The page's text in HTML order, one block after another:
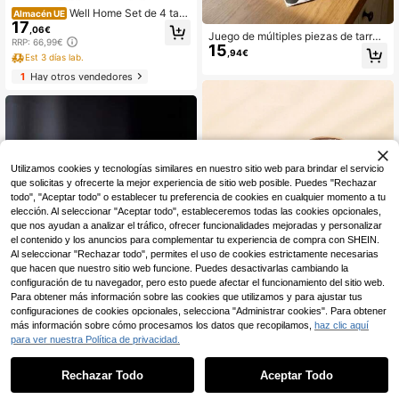
Almacén UE Well Home Set de 4 tarr
os de vidrio + acero inoxidable 1,2 l.
Envío gratuito en 24/48 horas
17 ,06€
RRP: 66,99€
Est 3 días lab.
1Hay otros vendedores
Ahorro de 0,06€
1 pieza Tarro de almacenamiento d
e madera y vidrio, organizador de c
(100+)
Juego de múltiples piezas de tarros
de almacenamiento de plástico her
méticos y sellados, contenedores d
15 ,94€
nto con tapa de bambú hermético, c
apacidad de 460ml/500ml/950ml/1
000ml/1300ml/1500ml/2000ml de
6
0
Utilizamos cookies y tecnologías similares en nuestro sitio web para brindar el servicio
que solicitas y ofrecerte la mejor experiencia de sitio web posible. Puedes "Rechazar
todo", "Aceptar todo" o establecer tu preferencia de cookies en cualquier momento a tu
elección. Al seleccionar "Aceptar todo", estableceremos todas las cookies opcionales,
que nos ayudan a analizar el tráfico, ofrecer funcionalidades mejoradas y personalizar
el contenido y los anuncios para complementar tu experiencia de compra con SHEIN.
Al seleccionar "Rechazar todo", permites el uso de cookies estrictamente necesarias
que hacen que nuestro sitio web funcione. Puedes desactivarlas cambiando la
configuración de tu navegador, pero esto puede afectar el funcionamiento del sitio web.
Para obtener más información sobre las cookies que utilizamos y para ajustar tus
configuraciones de cookies opcionales, selecciona "Administrar cookies". Para obtener
más información sobre cómo procesamos los datos que recopilamos, haz clic aquí
para ver nuestra Política de privacidad.
Rechazar Todo Aceptar Todo